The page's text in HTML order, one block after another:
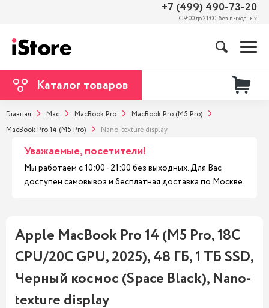
+7 (499) 490-73-20
С 9:00 до 21:00, без выходных
Каталог товаров
Главная Mac MacBook Pro
MacBook Pro (M5 Pro)
MacBook Pro 14 (M5 Pro)
Nano-texture display
Уважаемые, посетители!
Мы работаем с 10:00 - 21:00 без выходных. Для Вас
доступен самовывоз и бесплатная доставка по Москве.
Apple MacBook Pro 14 (M5 Pro, 18C
CPU/20C GPU, 2025), 48 ГБ, 1 ТБ SSD,
Черный космос (Space Black), Nano-
texture display